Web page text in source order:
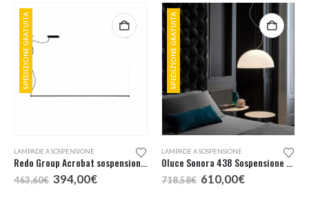
,LAMPADE DA ESTERNO
SPEDIZIONE GRATUITA
LAMPADE A SOSPENSIONE
Redo Group Acrobat sospensione LED
463,60€ Il
prezzo
394,00€Il
SPEDIZIONE GRATUITA
LAMPADE A SOSPENSIONE
Oluce Sonora 438 Sospensione d.38
718,58€ Il
prezzo
610,00€Il